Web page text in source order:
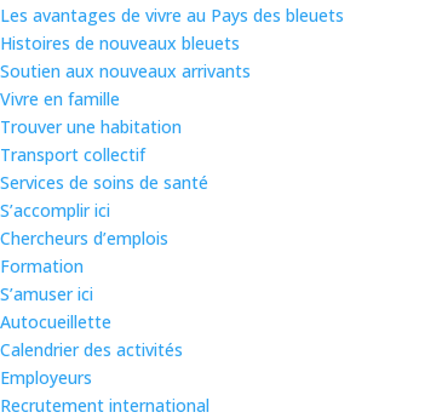
Les avantages de vivre au Pays des bleuets
Histoires de nouveaux bleuets
Soutien aux nouveaux arrivants
Vivre en famille
Trouver une habitation
Transport collectif
Services de soins de santé
S’accomplir ici
Chercheurs d’emplois
Formation
S’amuser ici
Autocueillette
Calendrier des activités
Employeurs
Recrutement international